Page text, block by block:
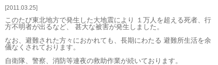
医業経営者の方
寺院などの宗教法人経営者の方
認定こども園経営者の方
幼稚園・学校法人経営者の方
2011.03.25
このたび東北地方で発生した大地震により １万人を超える死者、行
方不明者が出るなど、 甚大な被害が発生しました。
なお、避難された方々におかれても、長期にわたる 避難所生活を余
儀なくされております。
自衛隊、警察、消防等連夜の救助作業が続いております。